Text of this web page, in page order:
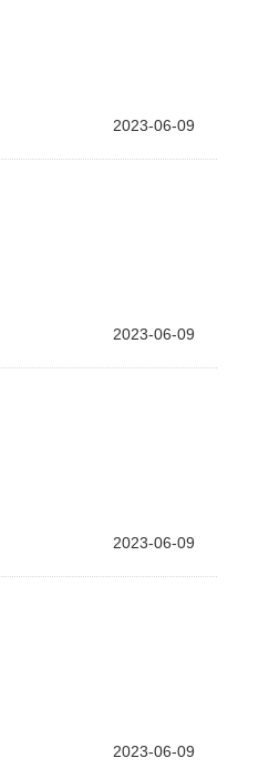
2023-06-09
2023-06-09
2023-06-09
2023-06-09